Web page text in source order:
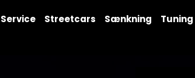
Service Streetcars Sænkning Tuning